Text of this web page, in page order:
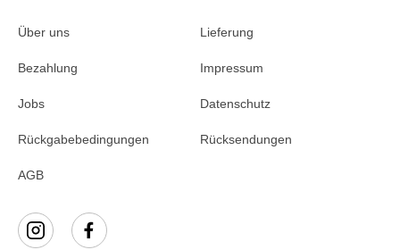
Über uns Lieferung
Bezahlung Impressum
Jobs Datenschutz
Rückgabebedingungen Rücksendungen
AGB